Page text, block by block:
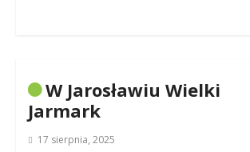
W Jarosławiu Wielki
Jarmark
17 sierpnia, 2025